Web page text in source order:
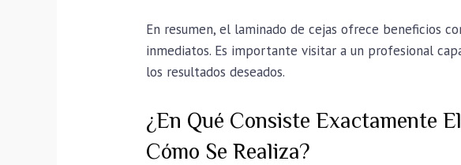
En resumen, el laminado de cejas ofrece beneficios
inmediatos. Es importante visitar a un profesional
los resultados deseados.
¿En Qué Consiste Exactamente
Cómo Se Realiza?